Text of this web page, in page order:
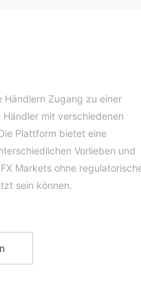
Händlern Zugang zu einer
mit verschiedenen
Plattform bietet eine
Vorlieben und
Markets ohne
sein können.
Aufsicht arbeitet,
Händler sollten vorsichtig